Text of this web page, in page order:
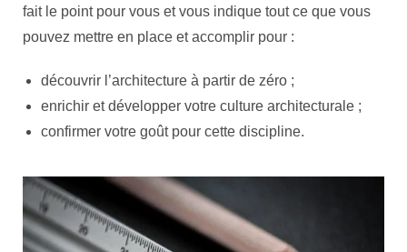
fait le point pour vous et vous indique tout ce que vous
pouvez mettre en place et accomplir pour :
découvrir l’architecture à partir de zéro ;
enrichir et développer votre culture architecturale ;
confirmer votre goût pour cette discipline.